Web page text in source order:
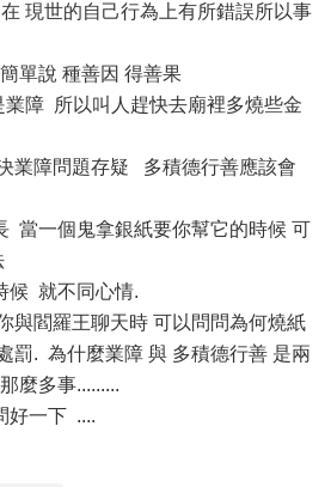
現世的自己行為上有所錯誤所以事
單說 種善因 得善果
障 所以叫人趕快去廟裡多燒些金
業障問題存疑 多積德行善應該會
當一個鬼拿銀紙要你幫它的時候 可
候 就不同心情.
與閻羅王聊天時 可以問問為何燒紙
罰. 為什麼業障 與 多積德行善 是兩
麼多事.........
好一下 ....